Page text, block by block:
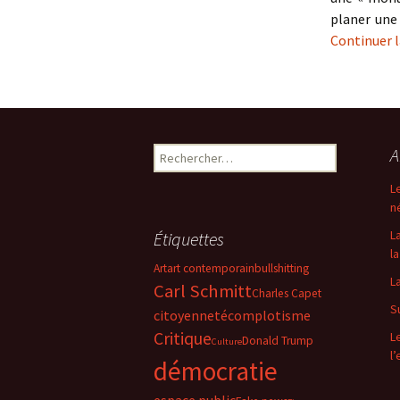
planer
Continuer
Rechercher :
Étiquettes
Artart contemporainbullshitting
Carl SchmittCharles Capet
citoyennetécomplotisme
CritiqueCultureDonald Trump
démocratie